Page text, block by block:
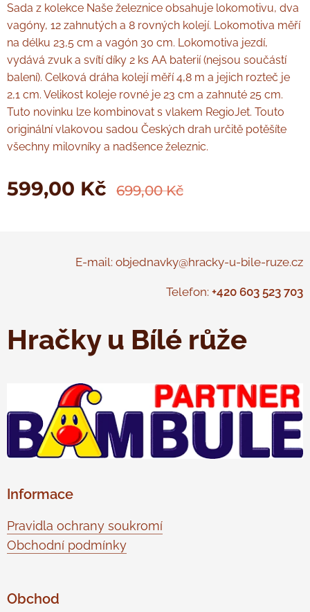
Sada z kolekce Naše železnice obsahuje lokomotivu, dva
vagóny, 12 zahnutých a 8 rovných kolejí. Lokomotiva měří
na délku 23,5 cm a vagón 30 cm. Lokomotiva jezdí,
vydává zvuk a svítí díky 2 ks AA baterií (nejsou součástí
balení). Celková dráha kolejí měří 4,8 m a jejich rozteč je
2,1 cm. Velikost koleje rovné je 23 cm a zahnuté 25 cm.
Tuto novinku lze kombinovat s vlakem RegioJet. Touto
originální vlakovou sadou Českých drah určitě potěšíte
všechny milovníky a nadšence železnic.
599,00 Kč 699,00Kč
E-mail: objednavky@hracky-u-bile-ruze.cz
Telefon: +420 603 523 703
Hračky u Bílé růže
Informace
Pravidla ochrany soukromí
Obchodní podmínky
Obchod